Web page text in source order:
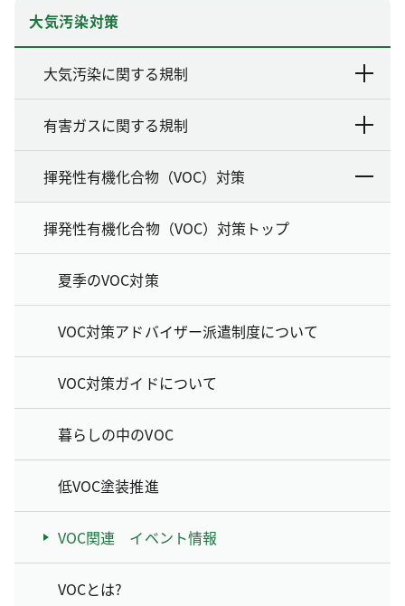
大気汚染対策
大気汚染に関する規制
有害ガスに関する規制
揮発性有機化合物（VOC）対策
揮発性有機化合物（VOC）対策トップ
夏季のVOC対策
VOC対策アドバイザー派遣制度について
VOC対策ガイドについて
暮らしの中のVOC
低VOC塗装推進
VOC関連 イベント情報
VOCとは?